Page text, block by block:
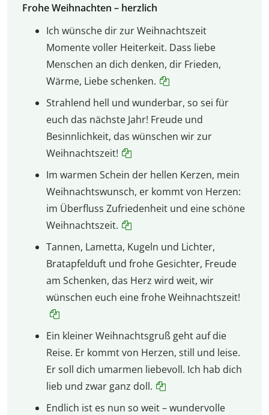
Frohe Weihnachten – herzlich
Ich wünsche dir zur Weihnachtszeit
Momente voller Heiterkeit. Dass liebe
Menschen an dich denken, dir Frieden,
Wärme, Liebe schenken.
Strahlend hell und wunderbar, so sei für
euch das nächste Jahr! Freude und
Besinnlichkeit, das wünschen wir zur
Weihnachtszeit!
Im warmen Schein der hellen Kerzen, mein
Weihnachtswunsch, er kommt von Herzen:
im Überfluss Zufriedenheit und eine schöne
Weihnachtszeit.
Tannen, Lametta, Kugeln und Lichter,
Bratapfelduft und frohe Gesichter, Freude
am Schenken, das Herz wird weit, wir
wünschen euch eine frohe Weihnachtszeit!
Ein kleiner Weihnachtsgruß geht auf die
Reise. Er kommt von Herzen, still und leise.
Er soll dich umarmen liebevoll. Ich hab dich
lieb und zwar ganz doll.
Endlich ist es nun so weit – wundervolle